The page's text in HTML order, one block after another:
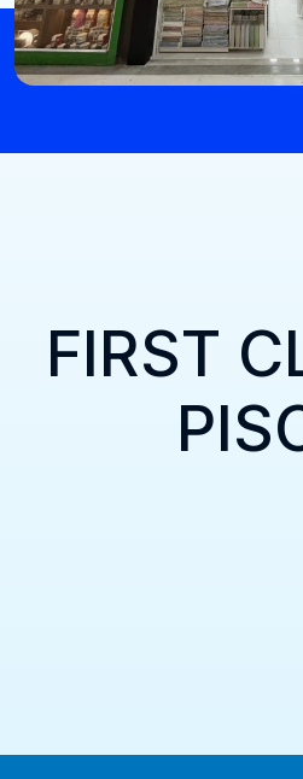
FIRST